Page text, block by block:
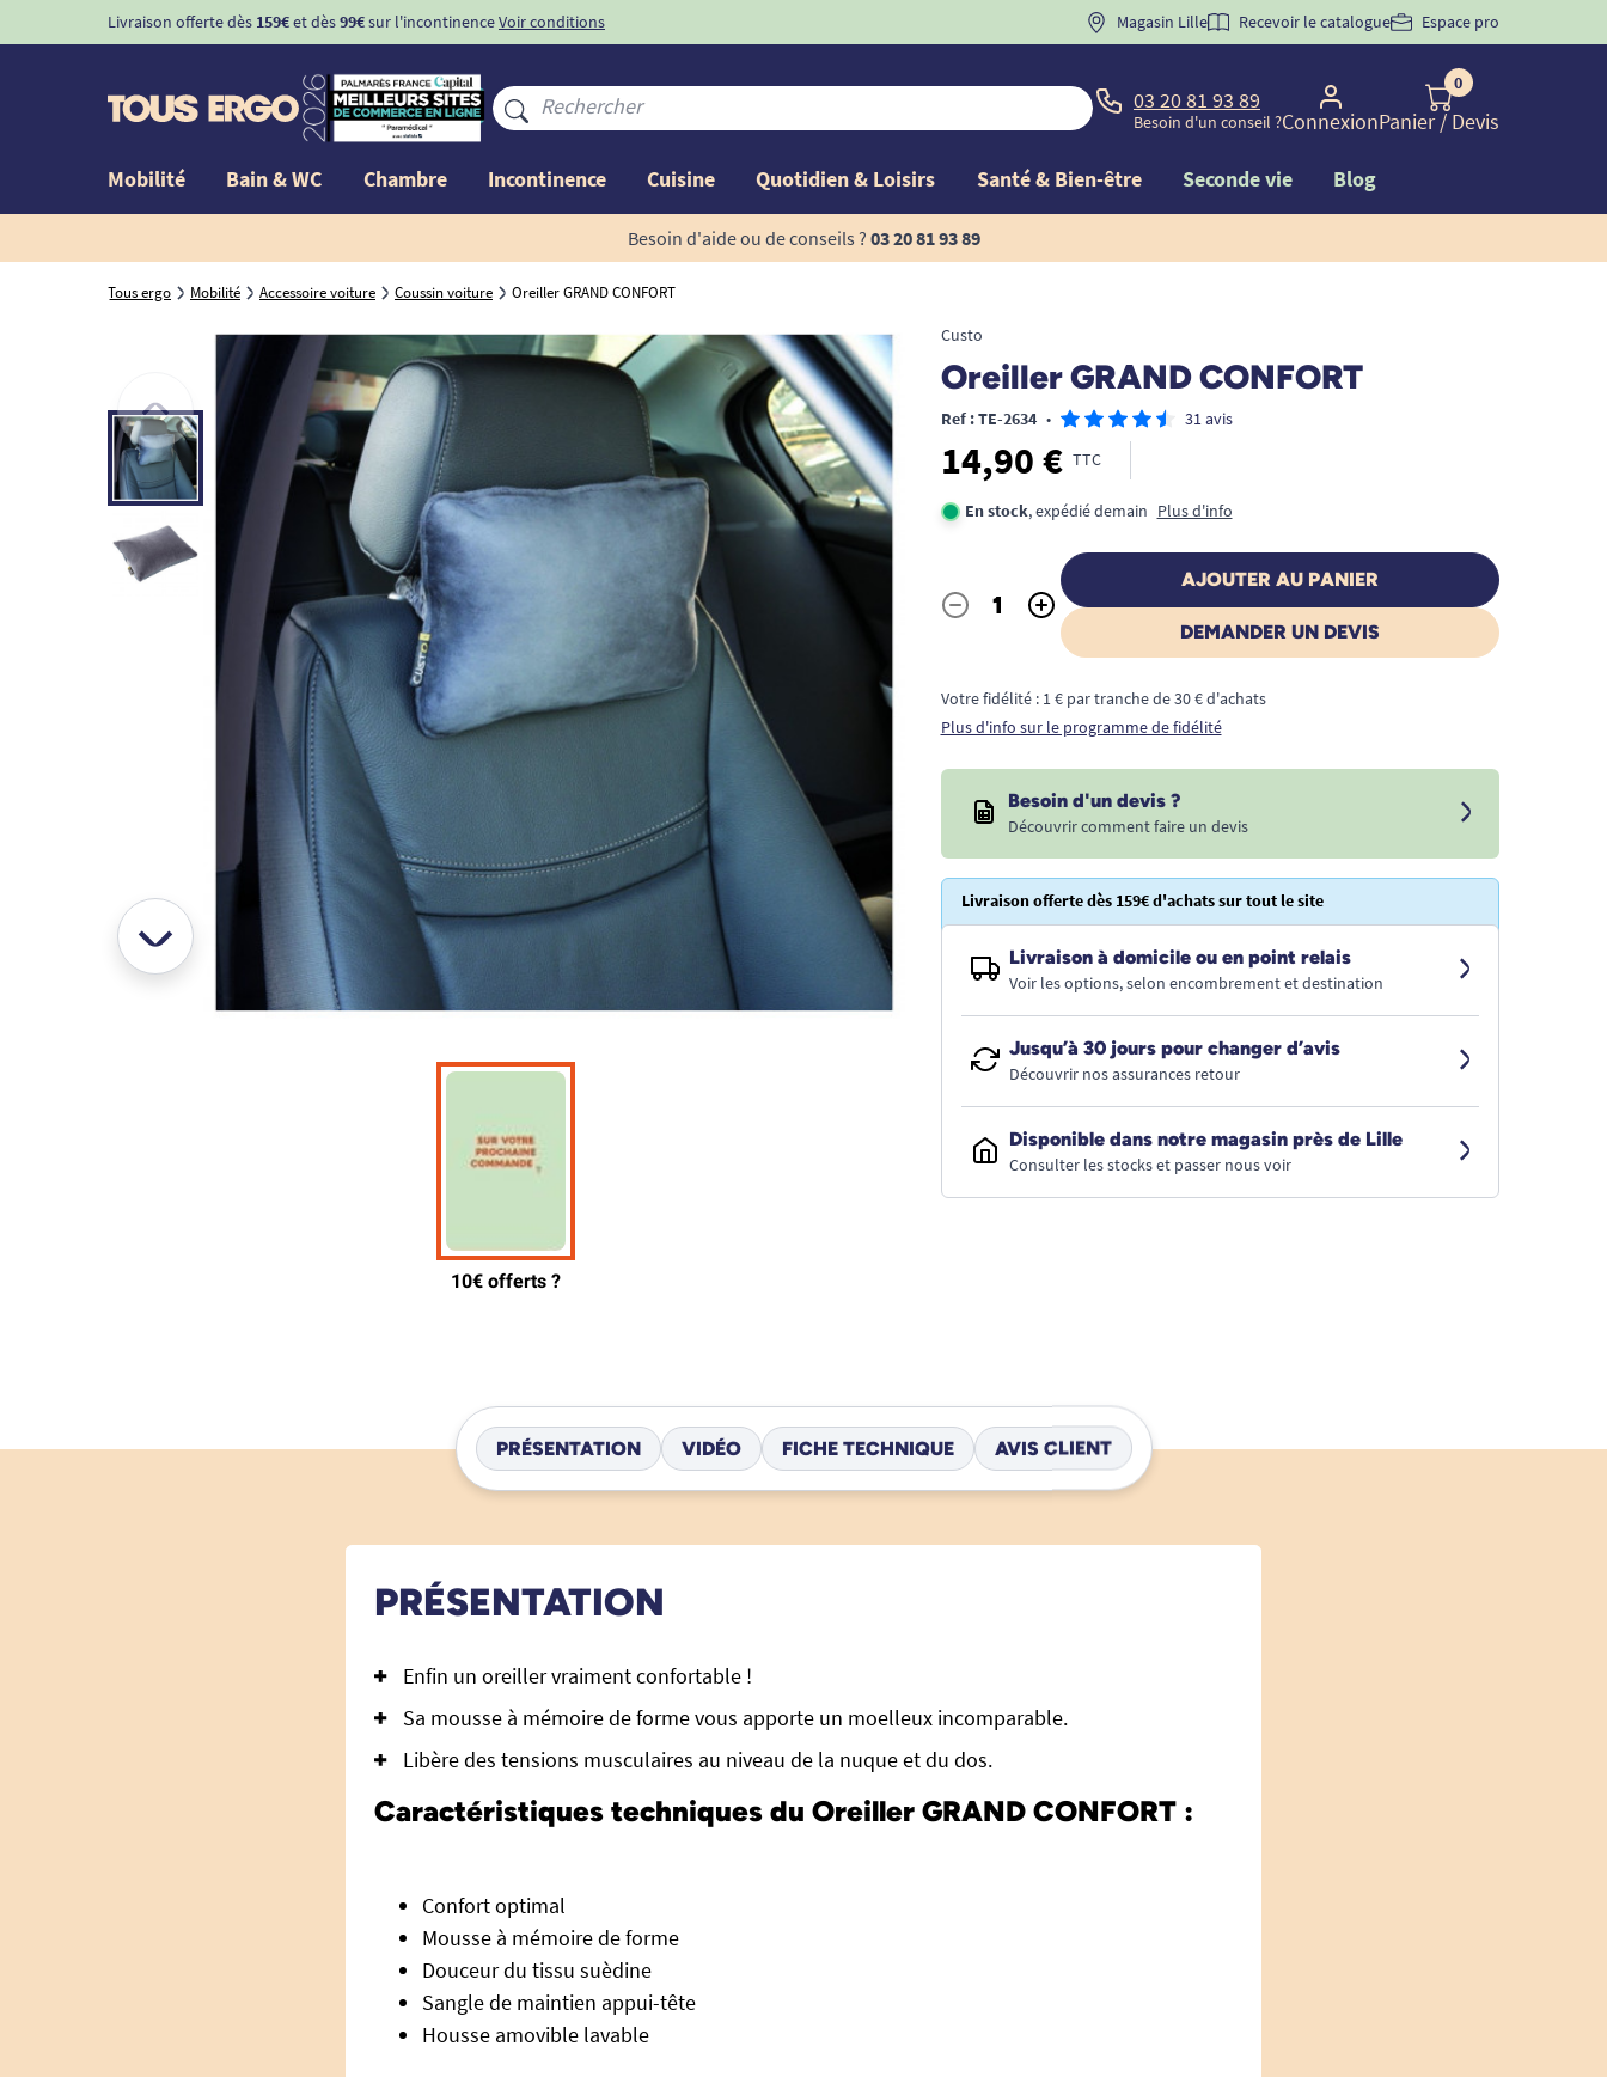
Livraison offerte dès 159€et dès99€sur l'incontinenceVoir conditions BIENVENUE" pourla 1ère commande d'incontinence
Magasin Lille Recevoir le catalogue Espace pro
03 20 81 93 89
Besoin d'un conseil ?Connexion
0
Panier/ Devis
Mobilité Bain & WC Chambre Incontinence Cuisine Quotidien & Loisirs Santé & Bien-être Seconde vie Blog
Besoin d'aide ou de conseils ? 03 20 81 93 89
Tous ergo Mobilité Accessoire voiture Coussin voiture Oreiller GRAND CONFORT
Custo
Oreiller GRAND CONFORT
Ref : TE-2634 • 31 avis
14,90 € TTC
En stock, expédié demain Plus d'info
Quantité
- +
AJOUTER AU PANIER
DEMANDER UN DEVIS
Votre fidélité : 1 € par tranche de 30 € d'achats
Plus d'info sur le programme de fidélité
Besoin d'un devis ?
Découvrir comment faire un devis
Livraison offerte dès 159€ d'achats sur tout le site
Livraison à domicile ou en point relais
Voir les options, selon encombrement et destination
Jusqu’à 30 jours pour changer d’avis
Découvrir nos assurances retour
Disponible dans notre magasin près de Lille
Consulter les stocks et passer nous voir
PRÉSENTATION VIDÉO FICHE TECHNIQUE AVIS CLIENT
PRÉSENTATION
Enfin un oreiller vraiment confortable !
Sa mousse à mémoire de forme vous apporte un moelleux incomparable.
Libère des tensions musculaires au niveau de la nuque et du dos.
Caractéristiques techniques du Oreiller GRAND CONFORT :
Confort optimal
Mousse à mémoire de forme
Douceur du tissu suèdine
Sangle de maintien appui-tête
Housse amovible lavable